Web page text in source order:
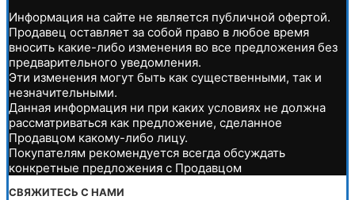
Информация на сайте не является публичной офертой.
Продавец оставляет за собой право в любое время
вносить какие-либо изменения во все предложения без
предварительного уведомления.
Эти изменения могут быть как существенными, так и
незначительными.
Данная информация ни при каких условиях не должна
рассматриваться как предложение, сделанное
Продавцом какому-либо лицу.
Покупателям рекомендуется всегда обсуждать
конкретные предложения с Продавцом
СВЯЖИТЕСЬ С НАМИ